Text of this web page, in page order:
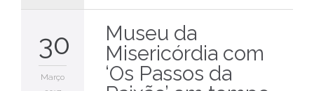
30
Março
Museu da
Misericórdia com
‘Os Passos da